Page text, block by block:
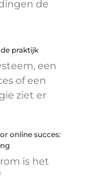
de
praktijk
een
of een
ziet er
online succes:
is het